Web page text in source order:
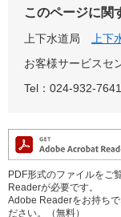
このページに関
上下水道局
上下
お客様サービスセ
Tel：024-932-7641
PDF形式のファイルをご
Readerが必要です。
Adobe Readerをお持ち
ださい。（無料）